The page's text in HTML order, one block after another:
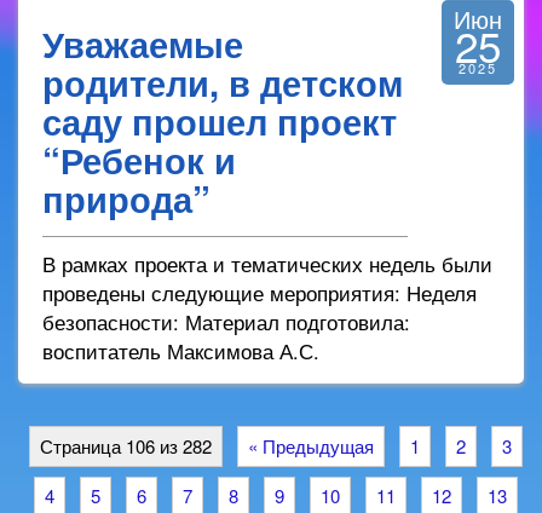
Уважаемые
родители, в детском
саду прошел проект
“Ребенок и
природа”
Июн
25
2025
В рамках проекта и тематических недель были
проведены следующие мероприятия: Неделя
безопасности: Материал подготовила:
воспитатель Максимова А.С.
Страница 106 из 282 « Предыдущая 1 2
3
4
5 6 7 8 9 10 11 12
13